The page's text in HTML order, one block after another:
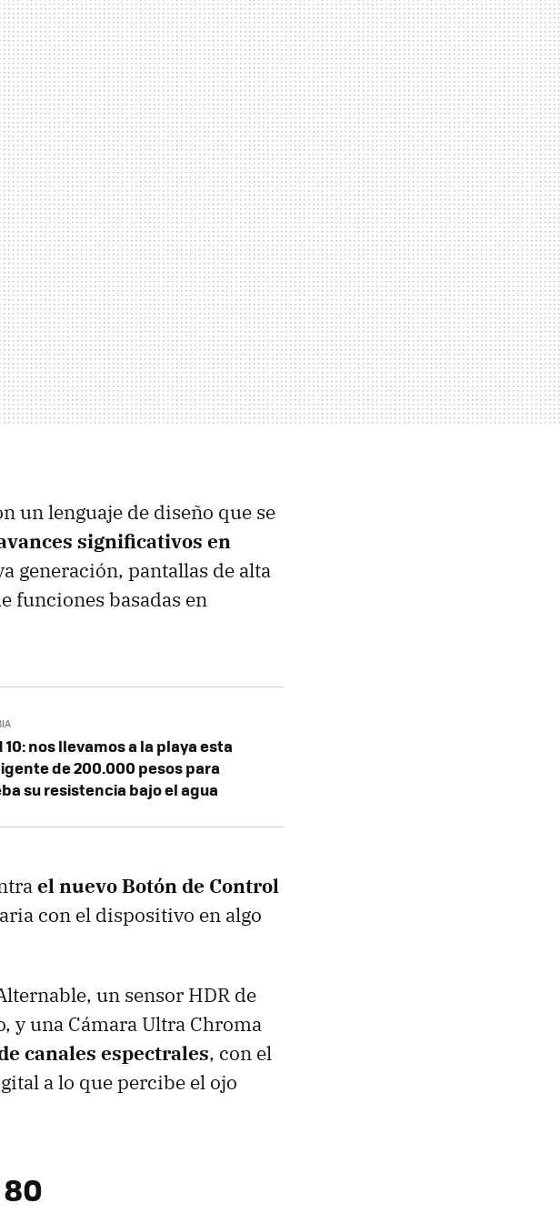
un lenguaje de diseño que se
significativos en
generación, pantallas de alta
funciones basadas en
10: nos llevamos a la playa esta
de 200.000 pesos para
su resistencia bajo el agua
el nuevo Botón de Control
con el dispositivo en algo
un sensor HDR de
y una Cámara Ultra Chroma
canales espectrales, con el
a lo que percibe el ojo